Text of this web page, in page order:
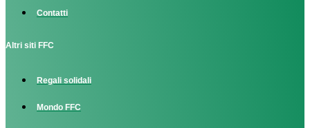
Contatti
Altri siti FFC
Regali solidali
Mondo FFC